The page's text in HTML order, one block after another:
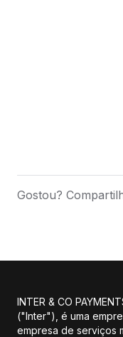
Gostou?
INTER & CO
("Inter"), é uma
empresa de serviços